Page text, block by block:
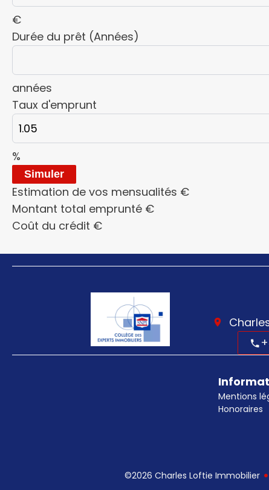
€
Durée du prêt (Années)
années
Taux d'emprunt
%
Simuler
Estimation de vos mensualités €
Montant total emprunté €
Coût du crédit €
Mentions
Honoraires
©2026 Charles Loftie Immobilier